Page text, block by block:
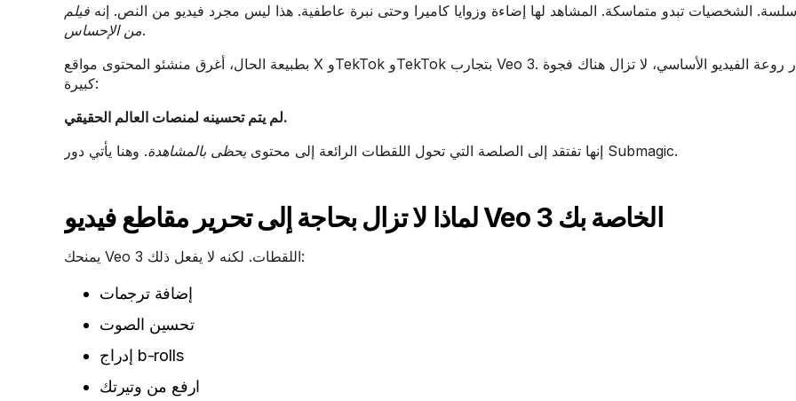
الشخصيات تبدو متماسكة. المشاهد لها إضاءة وزوايا كاميرا وحتى نبرة عاطفية. هذا ليس مجرد فيديو من النص. إنه فيلم
من الإحساس.
بطبيعة الحال، أغرق منشئو المحتوى مواقع X وTekTok وTekTok بتجارب Veo 3. ولكن بقدر روعة الفيديو الأساسي، لا تزال هناك فجوة
كبيرة:
لم يتم تحسينه لمنصات العالم الحقيقي.
إنها تفتقد إلى الصلصة التي تحول اللقطات الرائعة إلى محتوى يحظى بالمشاهدة . وهنا يأتي دور Submagic.
لماذا لا تزال بحاجة إلى تحرير مقاطع فيديو Veo 3 الخاصة بك
يمنحك Veo 3 اللقطات. لكنه لا يفعل ذلك:
إضافة ترجمات
تحسين الصوت
إدراج b-rolls
ارفع من وتيرتك